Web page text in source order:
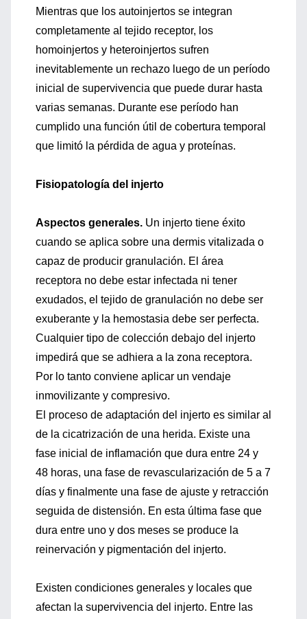
Mientras que los autoinjertos se integran
completamente al tejido receptor, los
homoinjertos y heteroinjertos sufren
inevitablemente un rechazo luego de un período
inicial de supervivencia que puede durar hasta
varias semanas. Durante ese período han
cumplido una función útil de cobertura temporal
que limitó la pérdida de agua y proteínas.
Fisiopatología del injerto
Aspectos generales. Un injerto tiene éxito
cuando se aplica sobre una dermis vitalizada o
capaz de producir granulación. El área
receptora no debe estar infectada ni tener
exudados, el tejido de granulación no debe ser
exuberante y la hemostasia debe ser perfecta.
Cualquier tipo de colección debajo del injerto
impedirá que se adhiera a la zona receptora.
Por lo tanto conviene aplicar un vendaje
inmovilizante y compresivo.
El proceso de adaptación del injerto es similar al
de la cicatrización de una herida. Existe una
fase inicial de inflamación que dura entre 24 y
48 horas, una fase de revascularización de 5 a 7
días y finalmente una fase de ajuste y retracción
seguida de distensión. En esta última fase que
dura entre uno y dos meses se produce la
reinervación y pigmentación del injerto.
Existen condiciones generales y locales que
afectan la supervivencia del injerto. Entre las